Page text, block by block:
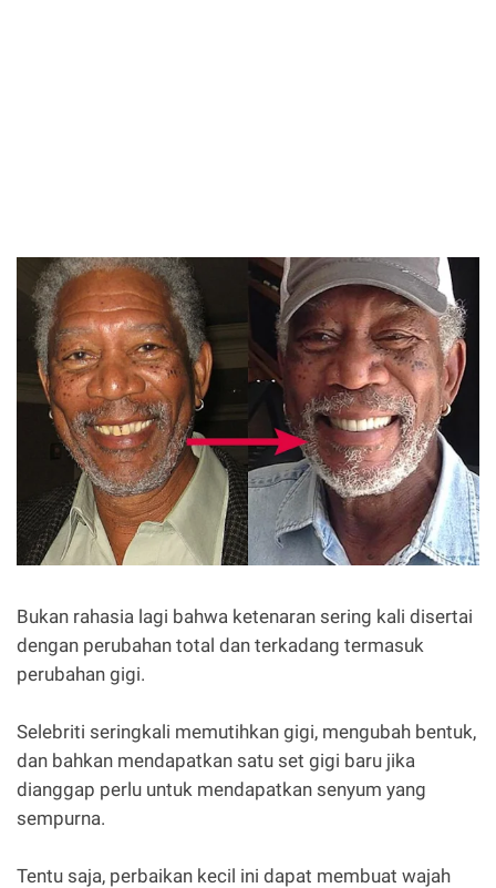
Bukan rahasia lagi bahwa ketenaran sering kali disertai
dengan perubahan total dan terkadang termasuk
perubahan gigi.
Selebriti seringkali memutihkan gigi, mengubah bentuk,
dan bahkan mendapatkan satu set gigi baru jika
dianggap perlu untuk mendapatkan senyum yang
sempurna.
Tentu saja, perbaikan kecil ini dapat membuat wajah